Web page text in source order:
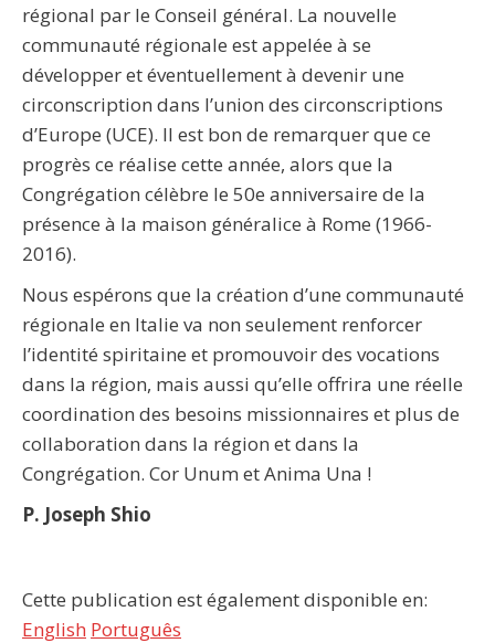
régional par le Conseil général. La nouvelle
communauté régionale est appelée à se
développer et éventuellement à devenir une
circonscription dans l’union des circonscriptions
d’Europe (UCE). Il est bon de remarquer que ce
progrès ce réalise cette année, alors que la
Congrégation célèbre le 50e anniversaire de la
présence à la maison généralice à Rome (1966-
2016).
Nous espérons que la création d’une communauté
régionale en Italie va non seulement renforcer
l’identité spiritaine et promouvoir des vocations
dans la région, mais aussi qu’elle offrira une réelle
coordination des besoins missionnaires et plus de
collaboration dans la région et dans la
Congrégation. Cor Unum et Anima Una !
P. Joseph Shio
Cette publication est également disponible en:
English Português